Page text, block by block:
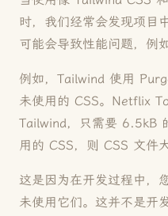
时，我们经常会发现项目
可能会导致性能问题，例
例如，Tailwind 使用
未使用的 CSS。Netflix
Tailwind，只需要 6.5kB
用的 CSS，则 CSS 文件
这是因为在开发过程中，
未使用它们。这并不是开